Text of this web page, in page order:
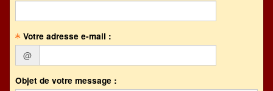
Votre adresse e-mail :
@
Objet de votre message :